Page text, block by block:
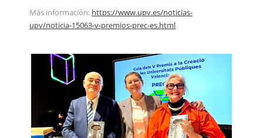
Más información: https://www.upv.es/noticias-
upv/noticia-15063-v-premios-prec-es.html